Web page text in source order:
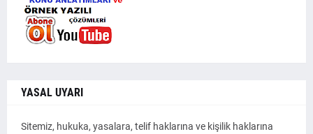
YASAL UYARI
Sitemiz, hukuka, yasalara, telif haklarına ve kişilik haklarına